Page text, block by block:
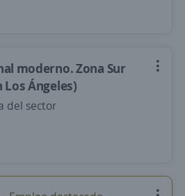
moderno. Zona Sur
Ángeles)
del sector